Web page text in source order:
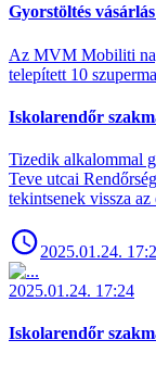
Gyorstöltés
Az MVM Mobiliti
telepített 10
Iskolarendőr
Tizedik alkalommal
Teve utcai
tekintsenek vissza
2025.01.24.
2025.01.24. 17:24
Iskolarendőr